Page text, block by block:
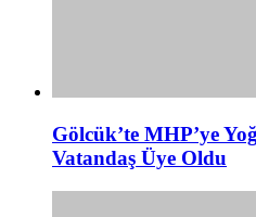
Gölcük’te MHP’ye
Vatandaş Üye Oldu